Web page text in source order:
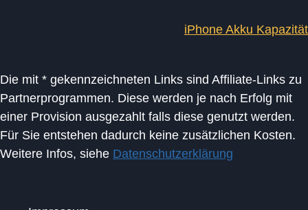
iPhone Akku Kapazität
Die mit * gekennzeichneten Links sind Affiliate-Links zu
Partnerprogrammen. Diese werden je nach Erfolg mit
einer Provision ausgezahlt falls diese genutzt werden.
Für Sie entstehen dadurch keine zusätzlichen Kosten.
Weitere Infos, siehe Datenschutzerklärung